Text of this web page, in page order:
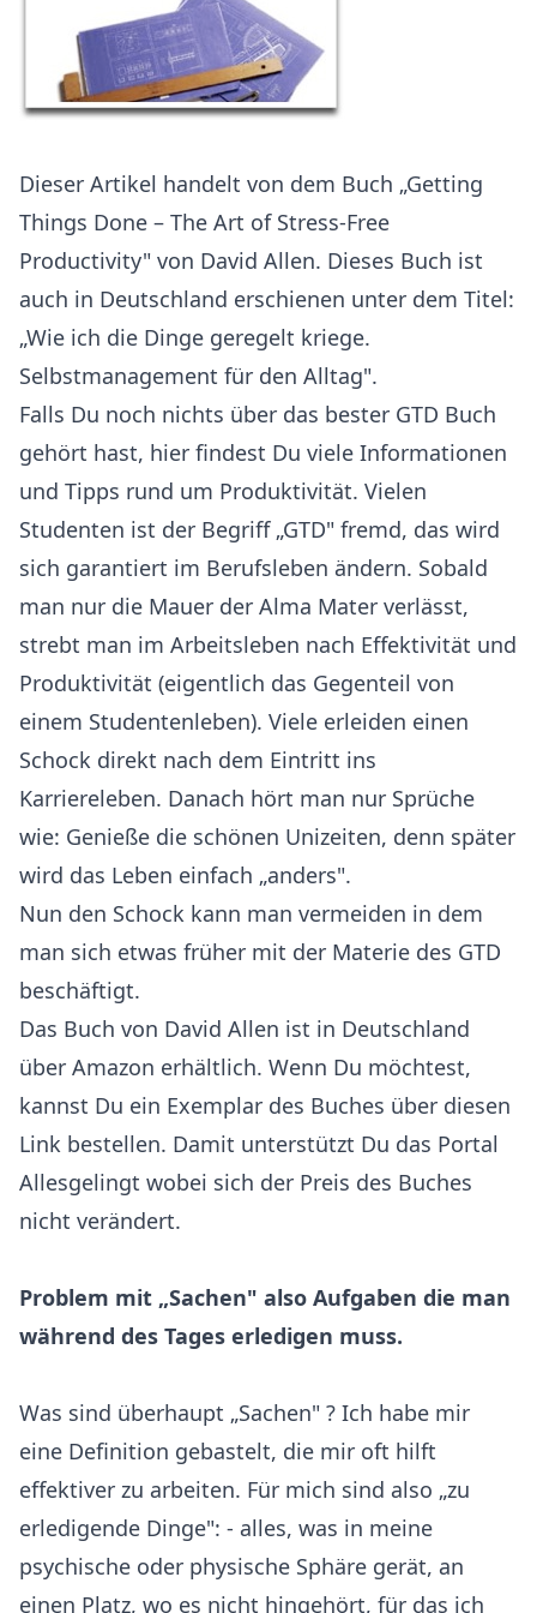
Dieser Artikel handelt von dem Buch „Getting
Things Done – The Art of Stress-Free
Productivity" von David Allen. Dieses Buch ist
auch in Deutschland erschienen unter dem Titel:
„Wie ich die Dinge geregelt kriege.
Selbstmanagement für den Alltag".
Falls Du noch nichts über das bester GTD Buch
gehört hast, hier findest Du viele Informationen
und Tipps rund um Produktivität. Vielen
Studenten ist der Begriff „GTD" fremd, das wird
sich garantiert im Berufsleben ändern. Sobald
man nur die Mauer der Alma Mater verlässt,
strebt man im Arbeitsleben nach Effektivität und
Produktivität (eigentlich das Gegenteil von
einem Studentenleben). Viele erleiden einen
Schock direkt nach dem Eintritt ins
Karriereleben. Danach hört man nur Sprüche
wie: Genieße die schönen Unizeiten, denn später
wird das Leben einfach „anders".
Nun den Schock kann man vermeiden in dem
man sich etwas früher mit der Materie des GTD
beschäftigt.
Das Buch von David Allen ist in Deutschland
über Amazon erhältlich. Wenn Du möchtest,
kannst Du ein Exemplar des Buches über diesen
Link bestellen. Damit unterstützt Du das Portal
Allesgelingt wobei sich der Preis des Buches
nicht verändert.
Problem mit „Sachen" also Aufgaben die man
während des Tages erledigen muss.
Was sind überhaupt „Sachen" ? Ich habe mir
eine Definition gebastelt, die mir oft hilft
effektiver zu arbeiten. Für mich sind also „zu
erledigende Dinge": - alles, was in meine
psychische oder physische Sphäre gerät, an
einen Platz, wo es nicht hingehört, für das ich